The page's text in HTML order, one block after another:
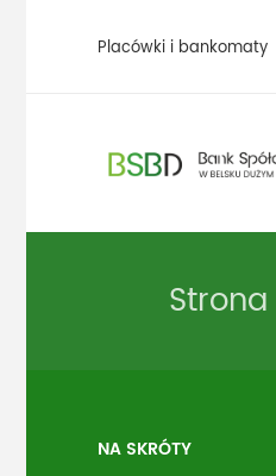
Placówki i bankomaty
Strona
NA SKRÓTY